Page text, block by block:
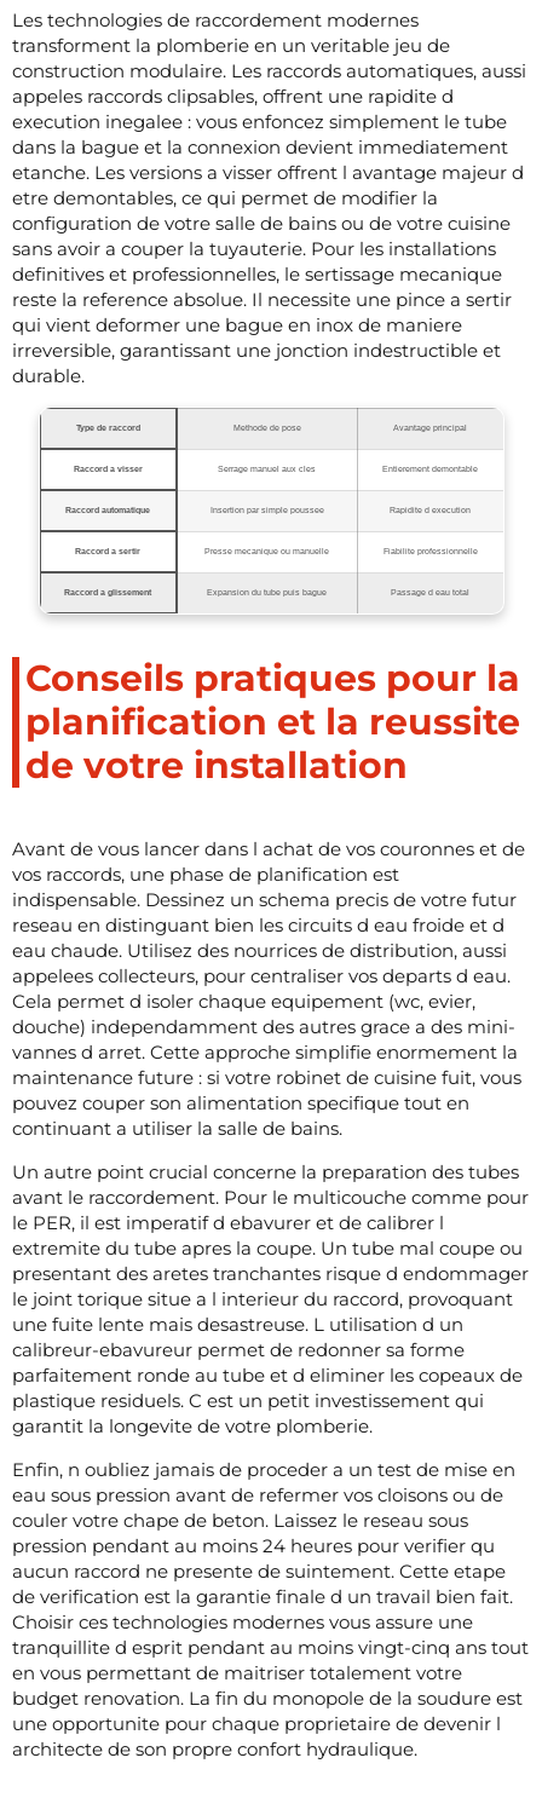
Les technologies de raccordement modernes
transforment la plomberie en un veritable jeu de
construction modulaire. Les raccords automatiques, aussi
appeles raccords clipsables, offrent une rapidite d
execution inegalee : vous enfoncez simplement le tube
dans la bague et la connexion devient immediatement
etanche. Les versions a visser offrent l avantage majeur d
etre demontables, ce qui permet de modifier la
configuration de votre salle de bains ou de votre cuisine
sans avoir a couper la tuyauterie. Pour les installations
definitives et professionnelles, le sertissage mecanique
reste la reference absolue. Il necessite une pince a sertir
qui vient deformer une bague en inox de maniere
irreversible, garantissant une jonction indestructible et
durable.
Type de raccord Methode de pose Avantage principal
Raccord a visser Serrage manuel aux cles Entierement demontable
Raccord automatique Insertion par simple poussee Rapidite d execution
Raccord a sertir Presse mecanique ou manuelle Fiabilite professionnelle
Raccord a glissement Expansion du tube puis bague Passage d eau total
Conseils pratiques pour la
planification et la reussite
de votre installation
Avant de vous lancer dans l achat de vos couronnes et de
vos raccords, une phase de planification est
indispensable. Dessinez un schema precis de votre futur
reseau en distinguant bien les circuits d eau froide et d
eau chaude. Utilisez des nourrices de distribution, aussi
appelees collecteurs, pour centraliser vos departs d eau.
Cela permet d isoler chaque equipement (wc, evier,
douche) independamment des autres grace a des mini-
vannes d arret. Cette approche simplifie enormement la
maintenance future : si votre robinet de cuisine fuit, vous
pouvez couper son alimentation specifique tout en
continuant a utiliser la salle de bains.
Un autre point crucial concerne la preparation des tubes
avant le raccordement. Pour le multicouche comme pour
le PER, il est imperatif d ebavurer et de calibrer l
extremite du tube apres la coupe. Un tube mal coupe ou
presentant des aretes tranchantes risque d endommager
le joint torique situe a l interieur du raccord, provoquant
une fuite lente mais desastreuse. L utilisation d un
calibreur-ebavureur permet de redonner sa forme
parfaitement ronde au tube et d eliminer les copeaux de
plastique residuels. C est un petit investissement qui
garantit la longevite de votre plomberie.
Enfin, n oubliez jamais de proceder a un test de mise en
eau sous pression avant de refermer vos cloisons ou de
couler votre chape de beton. Laissez le reseau sous
pression pendant au moins 24 heures pour verifier qu
aucun raccord ne presente de suintement. Cette etape
de verification est la garantie finale d un travail bien fait.
Choisir ces technologies modernes vous assure une
tranquillite d esprit pendant au moins vingt-cinq ans tout
en vous permettant de maitriser totalement votre
budget renovation. La fin du monopole de la soudure est
une opportunite pour chaque proprietaire de devenir l
architecte de son propre confort hydraulique.